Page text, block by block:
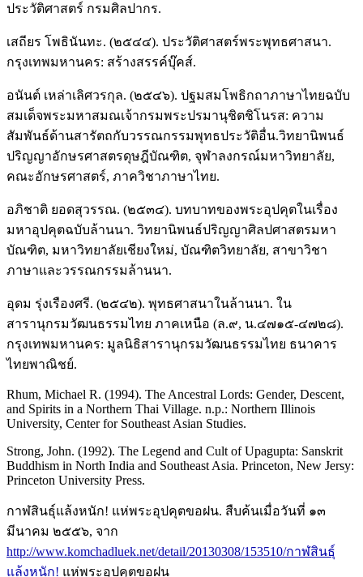
ประวัติศาสตร์ กรมศิลปากร.
เสถียร โพธินันทะ. (๒๕๔๔). ประวัติศาสตร์พระพุทธศาสนา.
กรุงเทพมหานคร: สร้างสรรค์บุ๊คส์.
อนันต์ เหล่าเลิศวรกุล. (๒๕๔๖). ปฐมสมโพธิกถาภาษาไทยฉบับ
สมเด็จพระมหาสมณเจ้ากรมพระปรมานุชิตชิโนรส: ความ
สัมพันธ์ด้านสารัตถกับวรรณกรรมพุทธประวัติอื่น.วิทยานิพนธ์
ปริญญาอักษรศาสตรดุษฎีบัณฑิต, จุฬาลงกรณ์มหาวิทยาลัย,
คณะอักษรศาสตร์, ภาควิชาภาษาไทย.
อภิชาติ ยอดสุวรรณ. (๒๕๓๔). บทบาทของพระอุปคุตในเรื่อง
มหาอุปคุตฉบับล้านนา. วิทยานิพนธ์ปริญญาศิลปศาสตรมหา
บัณฑิต, มหาวิทยาลัยเชียงใหม่, บัณฑิตวิทยาลัย, สาขาวิชา
ภาษาและวรรณกรรมล้านนา.
อุดม รุ่งเรืองศรี. (๒๕๔๒). พุทธศาสนาในล้านนา. ใน
สารานุกรมวัฒนธรรมไทย ภาคเหนือ (ล.๙, น.๔๗๑๕-๔๗๒๘).
กรุงเทพมหานคร: มูลนิธิสารานุกรมวัฒนธรรมไทย ธนาคาร
ไทยพาณิชย์.
Rhum, Michael R. (1994). The Ancestral Lords: Gender, Descent,
and Spirits in a Northern Thai Village. n.p.: Northern Illinois
University, Center for Southeast Asian Studies.
Strong, John. (1992). The Legend and Cult of Upagupta: Sanskrit
Buddhism in North India and Southeast Asia. Princeton, New Jersy:
Princeton University Press.
กาฬสินธุ์แล้งหนัก! แห่พระอุปคุตขอฝน. สืบค้นเมื่อวันที่ ๑๓
มีนาคม ๒๕๕๖, จาก
http://www.komchadluek.net/detail/20130308/153510/กาฬสินธ์ุ
แล้งหนัก! แห่พระอุปคุตขอฝน